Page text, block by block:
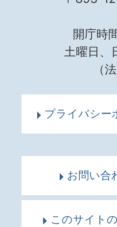
開庁時
土曜日、
（
プライバシー
お問い合
このサイト